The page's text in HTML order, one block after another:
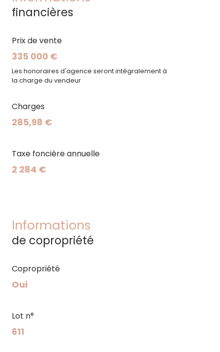
Bien proposé par
MARSEILLE 488551789
financières
Prix de vente
335 000 €
Les honoraires d'agence seront intégralement à
la charge du vendeur
Charges
285,98 €
Taxe foncière annuelle
2 284 €
Informations
de copropriété
Copropriété
Oui
Lot n°
611